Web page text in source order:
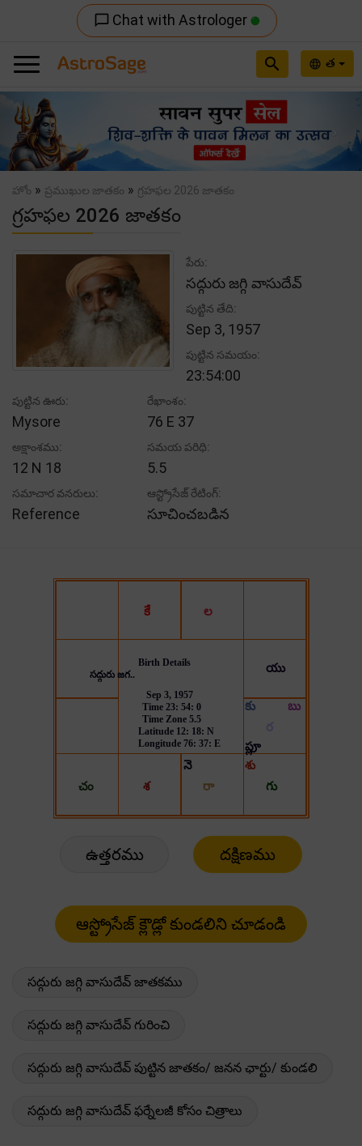
chat_bubble_outline Chat with Astrologer
language త
search
Previous
హోం » ప్రముఖుల జాతకం » గ్రహఫల 2026 జాతకం
గ్రహఫల 2026 జాతకం
పేరు:
సద్గురు జగ్గి వాసుదేవ్
పుట్టిన తేది:
Sep 3, 1957
పుట్టిన సమయం:
23:54:00
పుట్టిన ఊరు:
Mysore
రేఖాంశం:
76 E 37
అక్షాంశము:
12 N 18
సమయ పరిధి:
5.5
సమాచార వనరులు:
Reference
ఆస్ట్రోసేజ్ రేటింగ్:
సూచించబడిన
ఉత్తరము దక్షిణము
సద్గురు జగ్గి వాసుదేవ్ జాతకము
సద్గురు జగ్గి వాసుదేవ్ గురించి
సద్గురు జగ్గి వాసుదేవ్ పుట్టిన జాతకం/ జనన ఛార్టు/ కుండలి
సద్గురు జగ్గి వాసుదేవ్ ఫర్నేలజీ కోసం చిత్రాలు